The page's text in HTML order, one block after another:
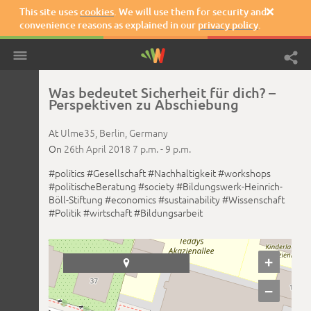
This site usescookies. We will use them for security and
convenience reasons as explained in our privacy policy.

Was bedeutet Sicherheit für dich? –
Perspektiven zu Abschiebung
At Ulme35, Berlin, Germany
On 26th April 2018 7 p.m. - 9 p.m.
#politics#Gesellschaft#Nachhaltigkeit#workshops
#politischeBeratung #society#Bildungswerk-Heinrich-
Böll-Stiftung #economics#sustainability#Wissenschaft
#Politik#wirtschaft#Bildungsarbeit

+
−